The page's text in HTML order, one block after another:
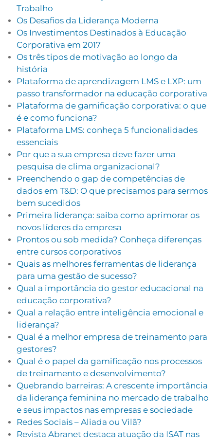
Trabalho
Os Desafios da Liderança Moderna
Os Investimentos Destinados à Educação
Corporativa em 2017
Os três tipos de motivação ao longo da
história
Plataforma de aprendizagem LMS e LXP: um
passo transformador na educação corporativa
Plataforma de gamificação corporativa: o que
é e como funciona?
Plataforma LMS: conheça 5 funcionalidades
essenciais
Por que a sua empresa deve fazer uma
pesquisa de clima organizacional?
Preenchendo o gap de competências de
dados em T&D: O que precisamos para sermos
bem sucedidos
Primeira liderança: saiba como aprimorar os
novos líderes da empresa
Prontos ou sob medida? Conheça diferenças
entre cursos corporativos
Quais as melhores ferramentas de liderança
para uma gestão de sucesso?
Qual a importância do gestor educacional na
educação corporativa?
Qual a relação entre inteligência emocional e
liderança?
Qual é a melhor empresa de treinamento para
gestores?
Qual é o papel da gamificação nos processos
de treinamento e desenvolvimento?
Quebrando barreiras: A crescente importância
da liderança feminina no mercado de trabalho
e seus impactos nas empresas e sociedade
Redes Sociais – Aliada ou Vilã?
Revista Abranet destaca atuação da ISAT nas